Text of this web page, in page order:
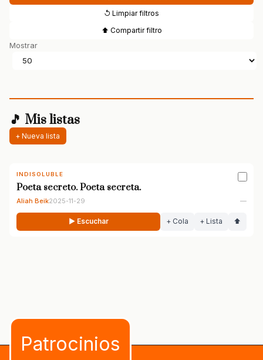
↺ Limpiar filtros
⬆ Compartir filtro
Mostrar
🎵 Mis listas
+ Nueva lista
INDISOLUBLE
Poeta secreto. Poeta secreta.
Aliah Beik2025-11-29 —
▶ Escuchar + Cola + Lista ⬆